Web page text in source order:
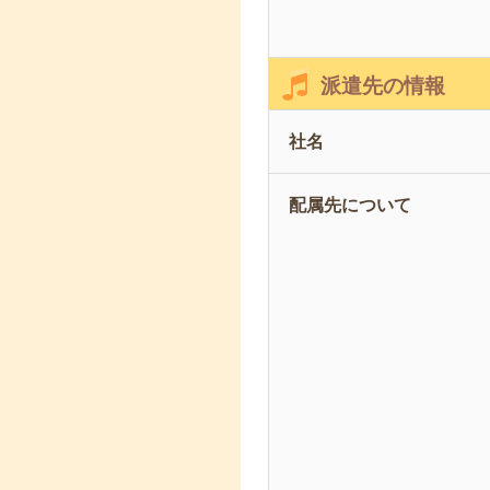
派遣先の情報
社名
配属先について